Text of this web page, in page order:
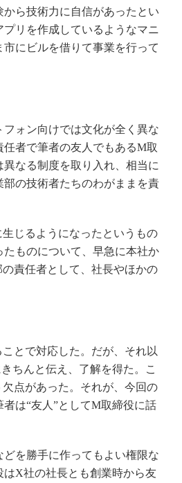
ら技術力に自信があったとい
リを作成しているようなマニ
にビルを借りて事業を行って
ォン向けでは文化が全く異な
者で筆者の友人でもあるM取
なる制度を取り入れ、相当に
の技術者たちのわがままを責
じるようになったというもの
ものについて、早急に本社か
責任者として、社長やほかの
とで対応した。だが、それ以
ちんと伝え、了解を得た。こ
点があった。それが、今回の
は“友人”としてM取締役に話
を勝手に作ってもよい権限な
X社の社長とも創業時から友